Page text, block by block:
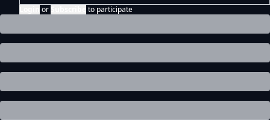
or to participate